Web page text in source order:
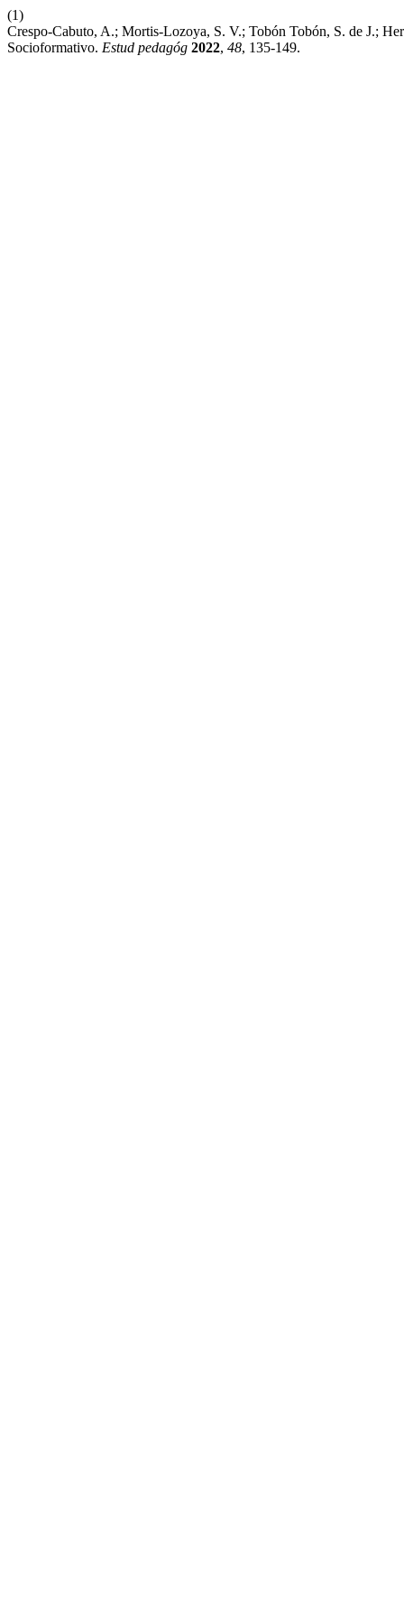
(1)
Crespo-Cabuto, A.; Mortis-Lozoya, S. V.; Tobón Tobón, S. de J.;
Socioformativo. Estud pedagóg 2022, 48, 135-149.